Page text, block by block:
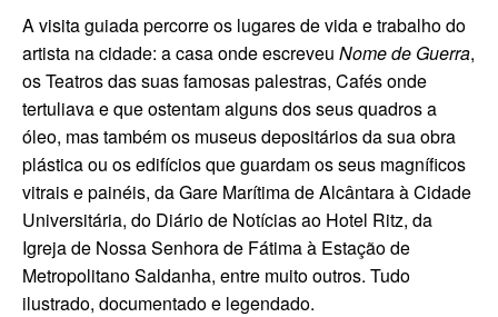
A visita guiada percorre os lugares de vida e trabalho do
artista na cidade: a casa onde escreveu Nome de Guerra,
os Teatros das suas famosas palestras, Cafés onde
tertuliava e que ostentam alguns dos seus quadros a
óleo, mas também os museus depositários da sua obra
plástica ou os edifícios que guardam os seus magníficos
vitrais e painéis, da Gare Marítima de Alcântara à Cidade
Universitária, do Diário de Notícias ao Hotel Ritz, da
Igreja de Nossa Senhora de Fátima à Estação de
Metropolitano Saldanha, entre muito outros. Tudo
ilustrado, documentado e legendado.